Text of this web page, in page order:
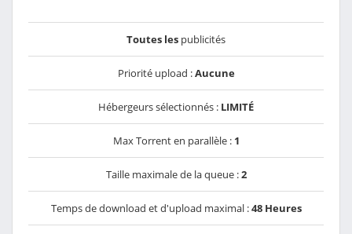
Toutes les publicités
Priorité upload :Aucune
Hébergeurs sélectionnés : LIMITÉ
Max Torrent en parallèle : 1
Taille maximale de la queue :2
Temps de download et d'upload maximal :48 Heures